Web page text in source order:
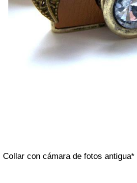
Collar con cámara de fotos antigua*